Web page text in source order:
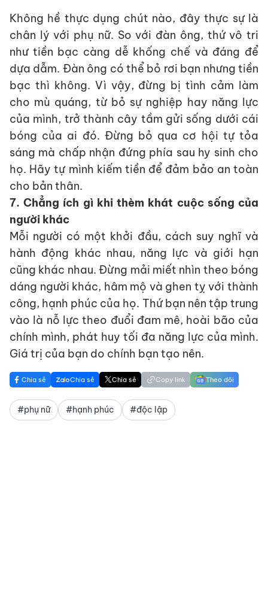
Không hề thực dụng chút nào, đây thực sự là
chân lý với phụ nữ. So với đàn ông, thứ vô tri
như tiền bạc càng dễ khống chế và đáng để
dựa dẫm. Đàn ông có thể bỏ rơi bạn nhưng tiền
bạc thì không. Vì vậy, đừng bị tình cảm làm
cho mù quáng, từ bỏ sự nghiệp hay năng lực
của mình, trở thành cây tầm gửi sống dưới cái
bóng của ai đó. Đừng bỏ qua cơ hội tự tỏa
sáng mà chấp nhận đứng phía sau hy sinh cho
họ. Hãy tự mình kiếm tiền để đảm bảo an toàn
cho bản thân.
7. Chẳng ích gì khi thèm khát cuộc sống của
người khác
Mỗi người có một khởi đầu, cách suy nghĩ và
hành động khác nhau, năng lực và giới hạn
cũng khác nhau. Đừng mải miết nhìn theo bóng
dáng người khác, hâm mộ và ghen tỵ với thành
công, hạnh phúc của họ. Thứ bạn nên tập trung
vào là nỗ lực theo đuổi đam mê, hoài bão của
chính mình, phát huy tối đa năng lực của mình.
Giá trị của bạn do chính bạn tạo nên.
Chia sẻ Chia sẻ Chia sẻ Copy link Theo dõi
#phụ nữ #hạnh phúc #độc lập